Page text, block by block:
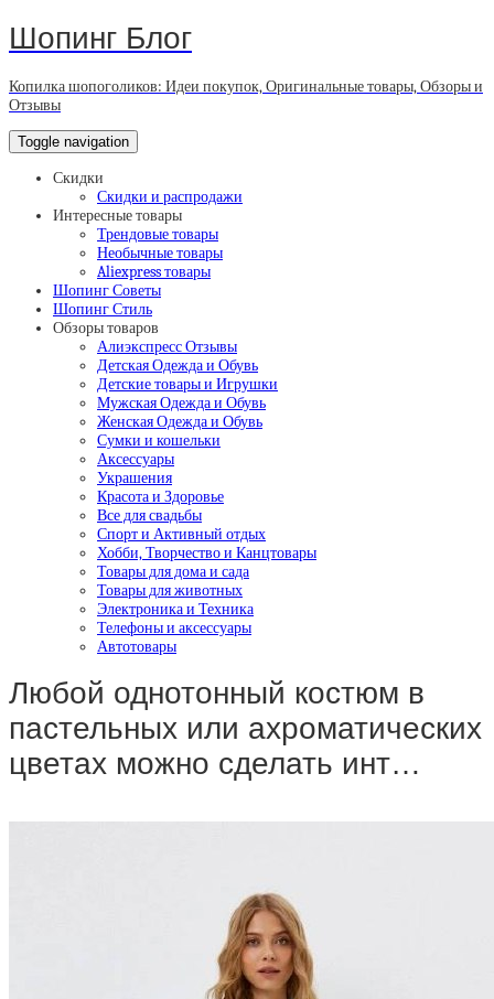
Шопинг Блог
Копилка шопоголиков: Идеи покупок, Оригинальные товары, Обзоры и
Отзывы
Toggle navigation
Скидки
Скидки и распродажи
Интересные товары
Трендовые товары
Необычные товары
Aliexpress товары
Шопинг Советы
Шопинг Стиль
Обзоры товаров
Алиэкспресс Отзывы
Детская Одежда и Обувь
Детские товары и Игрушки
Мужская Одежда и Обувь
Женская Одежда и Обувь
Сумки и кошельки
Аксессуары
Украшения
Красота и Здоровье
Все для свадьбы
Спорт и Активный отдых
Хобби, Творчество и Канцтовары
Товары для дома и сада
Товары для животных
Электроника и Техника
Телефоны и аксессуары
Автотовары
Любой однотонный костюм в
пастельных или ахроматических
цветах можно сделать инт…